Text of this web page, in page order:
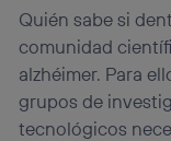
Quién sabe si
comunidad
alzhéimer. Para
grupos de
tecnológicos